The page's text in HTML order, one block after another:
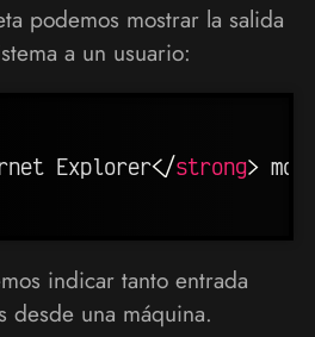
podemos mostrar la salida
a un usuario:
Explorer</strong>
indicar tanto entrada
desde una máquina.